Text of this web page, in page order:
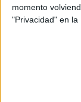
momento
"Privacidad" en la
El conjunto
KO después